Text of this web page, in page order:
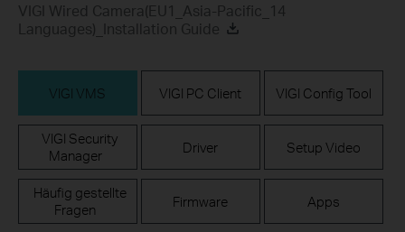
VIGI Wired Camera(EU1_Asia-Pacific_14
Languages)_Installation Guide
VIGI VMS VIGI PC Client VIGI Config Tool
VIGI Security
Manager
Driver Setup Video
Häufig gestellte
Fragen
Firmware Apps